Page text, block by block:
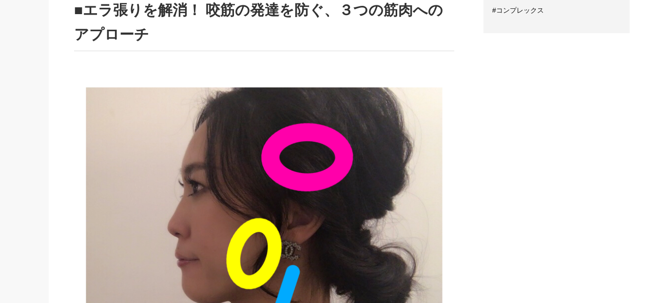
■エラ張りを解消！ 咬筋の発達を防ぐ、３つの筋肉への
アプローチ
#コンプレックス